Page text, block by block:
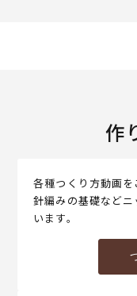
作
各種つくり方動画
針編みの基礎など
います。